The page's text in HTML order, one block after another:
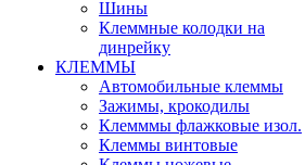
Шины
Клеммные колодки на
динрейку
КЛЕММЫ
Автомобильные клеммы
Зажимы, крокодилы
Клемммы флажковые изол.
Клеммы винтовые